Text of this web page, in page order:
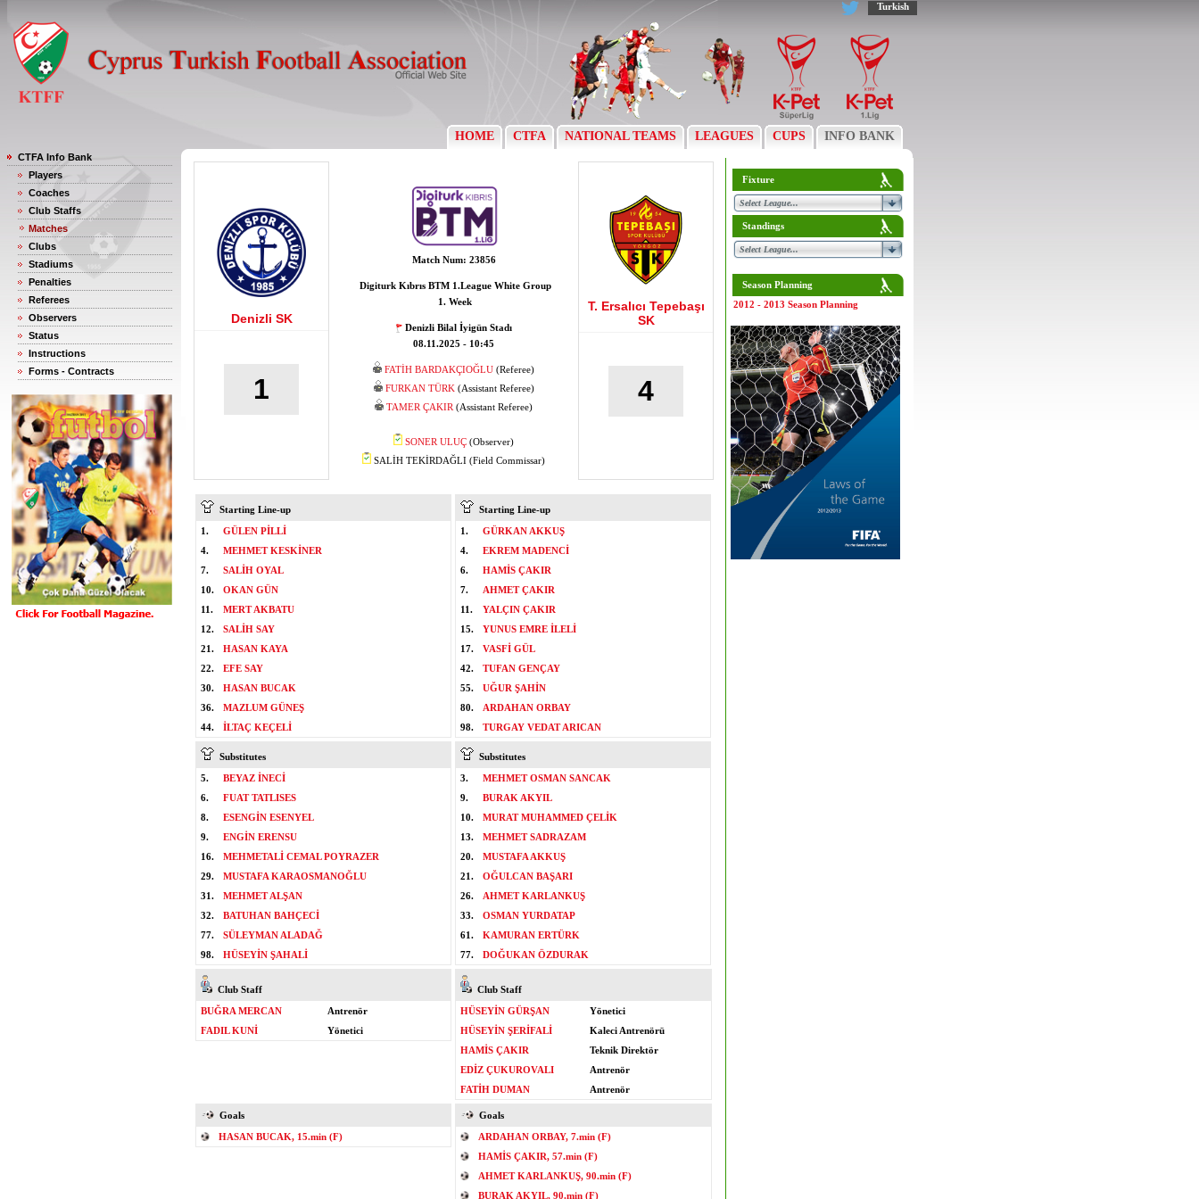
Turkish
HOME CTFA NATIONAL TEAMS LEAGUES CUPS INFO BANK
CTFA Info Bank
Players
Coaches
Club Staffs
Matches
Clubs
Stadiums
Penalties
Referees
Observers
Status
Instructions
Forms - Contracts
Denizli SK
1
Match Num: 23856
Digiturk Kıbrıs BTM 1.League White Group
1. Week
Denizli Bilal İyigün Stadı
08.11.2025 - 10:45
FATİH BARDAKÇIOĞLU (Referee)
FURKAN TÜRK(Assistant Referee)
TAMER ÇAKIR (Assistant Referee)
SONER ULUÇ (Observer)
SALİH TEKİRDAĞLI (Field Commissar)
T. Ersalıcı Tepebaşı
SK
4
Starting Line-up
1.
GÜLEN PİLLİ
4.
MEHMET KESKİNER
7.
SALİH OYAL
10.
OKAN GÜN
11.
MERT AKBATU
12.
SALİH SAY
21.
HASAN KAYA
22.
EFE SAY
30.
HASAN BUCAK
36.
MAZLUM GÜNEŞ
44.
İLTAÇ KEÇELİ
Starting Line-up
1.
GÜRKAN AKKUŞ
4.
EKREM MADENCİ
6.
HAMİS ÇAKIR
7.
AHMET ÇAKIR
11.
YALÇIN ÇAKIR
15.
YUNUS EMRE İLELİ
17.
VASFİ GÜL
42.
TUFAN GENÇAY
55.
UĞUR ŞAHİN
80.
ARDAHAN ORBAY
98.
TURGAY VEDAT ARICAN
Substitutes
5.
BEYAZ İNECİ
6.
FUAT TATLISES
8.
ESENGİN ESENYEL
9.
ENGİN ERENSU
16.
MEHMETALİ CEMAL POYRAZER
29.
MUSTAFA KARAOSMANOĞLU
31.
MEHMET ALŞAN
32.
BATUHAN BAHÇECİ
77.
SÜLEYMAN ALADAĞ
98.
HÜSEYİN ŞAHALİ
Substitutes
3.
MEHMET OSMAN SANCAK
9.
BURAK AKYIL
10.
MURAT MUHAMMED ÇELİK
13.
MEHMET SADRAZAM
20.
MUSTAFA AKKUŞ
21.
OĞULCAN BAŞARI
26.
AHMET KARLANKUŞ
33.
OSMAN YURDATAP
61.
KAMURAN ERTÜRK
77.
DOĞUKAN ÖZDURAK
Club Staff
BUĞRA MERCAN
Antrenör
FADIL KUNİ
Yönetici
Club Staff
HÜSEYİN GÜRŞAN
Yönetici
HÜSEYİN ŞERİFALİ
Kaleci Antrenörü
HAMİS ÇAKIR
Teknik Direktör
EDİZ ÇUKUROVALI
Antrenör
FATİH DUMAN
Antrenör
Goals
HASAN BUCAK, 15.min (F)
Goals
ARDAHAN ORBAY, 7.min (F)
HAMİS ÇAKIR, 57.min (F)
AHMET KARLANKUŞ, 90.min (F)
BURAK AKYIL, 90.min (F)
Fixture
Standings
Season Planning
2012 - 2013 Season Planning